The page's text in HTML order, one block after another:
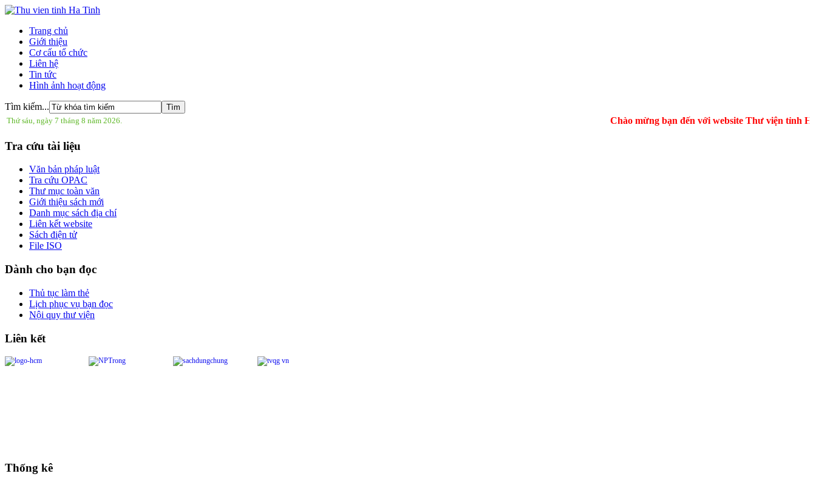
Trang chủ
Giới thiệu
Cơ cấu tổ chức
Liên hệ
Tin tức
Hình ảnh hoạt động
Tìm kiếm...
Thứ sáu, ngày 7 tháng 8 năm 2026. Chào mừng bạn đến với website Thư viện tỉnh Hà Tĩnh
Tra cứu tài liệu
Văn bản pháp luật
Tra cứu OPAC
Thư mục toàn văn
Giới thiệu sách mới
Danh mục sách địa chí
Liên kết website
Sách điện tử
File ISO
Dành cho bạn đọc
Thủ tục làm thẻ
Lịch phục vụ bạn đọc
Nội quy thư viện
Liên kết
Thống kê